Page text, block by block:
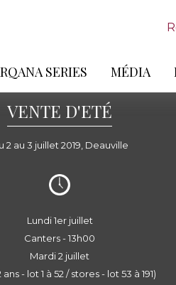
SERIES MÉDIA
VENTE D'ETÉ
2 au 3 juillet 2019, Deauville
Lundi 1er juillet
Canters - 13h00
Mardi 2 juillet
- lot 1 à 52 / stores - lot 53 à 191)